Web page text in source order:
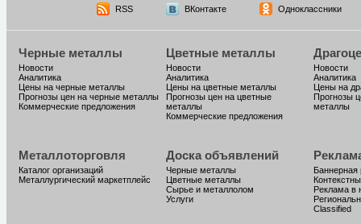
RSS ВКонтакте Одноклассники
Черные металлы
Новости
Аналитика
Цены на черные металлы
Прогнозы цен на черные металлы
Коммерческие предложения
Цветные металлы
Новости
Аналитика
Цены на цветные металлы
Прогнозы цен на цветные
металлы
Коммерческие предложения
Новости
Аналитика
Цены на
Прогнозы
металлы
Металлоторговля
Каталог организаций
Металлургический маркетплейс
Доска объявлений
Черные металлы
Цветные металлы
Сырье и металлолом
Услуги
Баннерная
Реклама в
Classified